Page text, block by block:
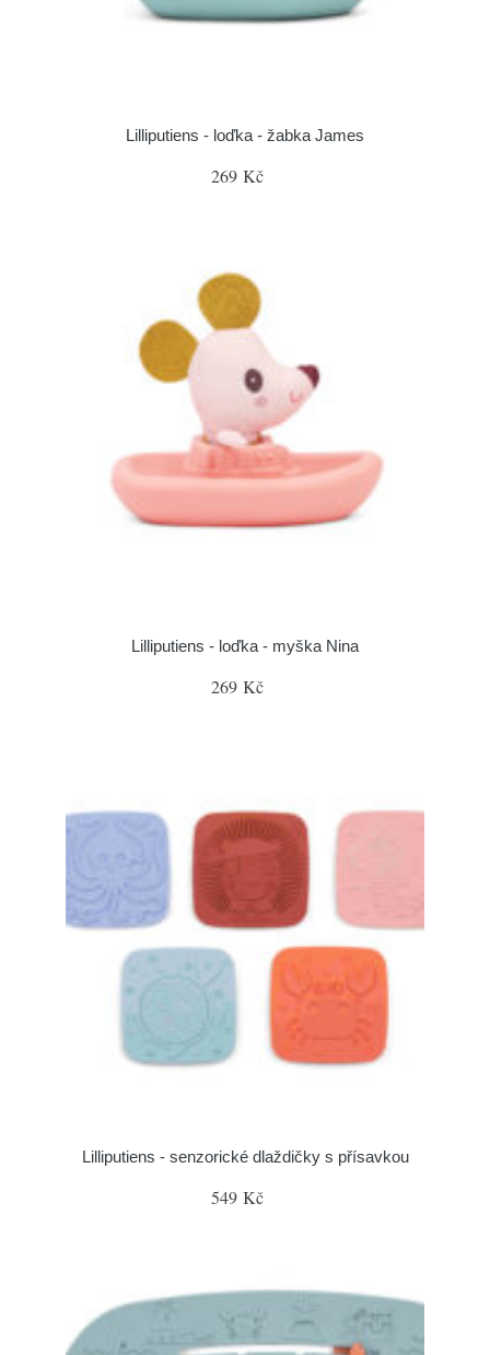
Lilliputiens - loďka - žabka James
269 Kč
Lilliputiens - loďka - myška Nina
269 Kč
Lilliputiens - senzorické dlaždičky s přísavkou
549 Kč